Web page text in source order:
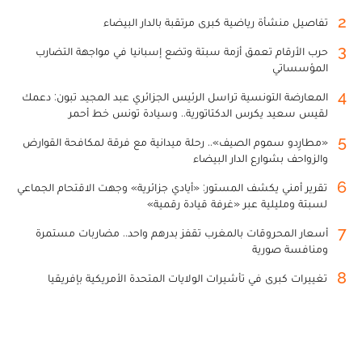
2 تفاصيل منشأة رياضية كبرى مرتقبة بالدار البيضاء
3
حرب الأرقام تعمق أزمة سبتة وتضع إسبانيا في مواجهة التضارب
المؤسساتي
4
المعارضة التونسية تراسل الرئيس الجزائري عبد المجيد تبون: دعمك
لقيس سعيد يكرس الدكتاتورية.. وسيادة تونس خط أحمر
5
«مطارِدو سموم الصيف».. رحلة ميدانية مع فرقة لمكافحة القوارض
والزواحف بشوارع الدار البيضاء
6
تقرير أمني يكشف المستور: «أيادي جزائرية» وجهت الاقتحام الجماعي
لسبتة ومليلية عبر «غرفة قيادة رقمية»
7
أسعار المحروقات بالمغرب تقفز بدرهم واحد.. مضاربات مستمرة
ومنافسة صورية
8 تغييرات كبرى في تأشيرات الولايات المتحدة الأمريكية بإفريقيا